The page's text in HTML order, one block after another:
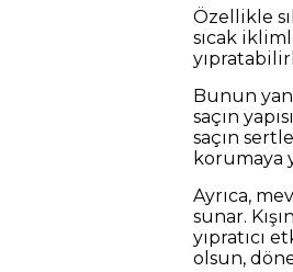
Özellikle
sıcak
Bunun
saçın
saçın
korumaya
Ayrıca,
sunar.
yıpratıcı
olsun,